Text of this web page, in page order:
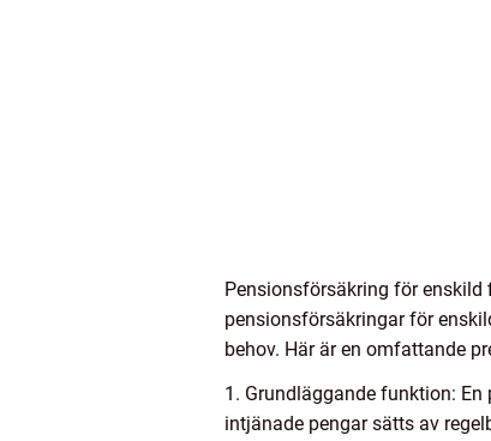
Pensionsförsäkring för enskild
pensionsförsäkringar för
behov. Här är en omfattande
1. Grundläggande funktion:
intjänade pengar sätts av